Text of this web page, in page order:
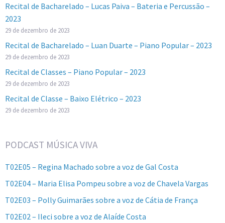
Recital de Bacharelado – Lucas Paiva – Bateria e Percussão –
2023
29 de dezembro de 2023
Recital de Bacharelado – Luan Duarte – Piano Popular – 2023
29 de dezembro de 2023
Recital de Classes – Piano Popular – 2023
29 de dezembro de 2023
Recital de Classe – Baixo Elétrico – 2023
29 de dezembro de 2023
PODCAST MÚSICA VIVA
T02E05 – Regina Machado sobre a voz de Gal Costa
T02E04 – Maria Elisa Pompeu sobre a voz de Chavela Vargas
T02E03 – Polly Guimarães sobre a voz de Cátia de França
T02E02 – Ileci sobre a voz de Alaíde Costa